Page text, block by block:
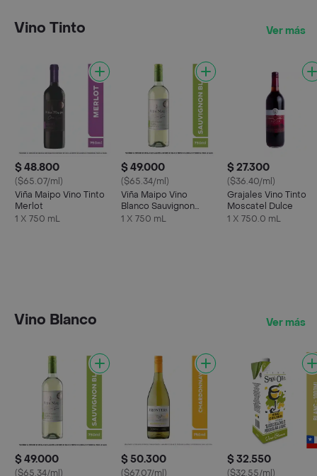
Vino Tinto Ver más
$ 48.800
($65.07/ml)
Viña Maipo Vino Tinto
Merlot
1 X 750 mL
$ 49.000
($65.34/ml)
Viña Maipo Vino
Blanco Sauvignon
Blanc
1 X 750 mL
$ 27.300
($36.40/ml)
Grajales Vino Tinto
Moscatel Dulce
1 X 750.0 mL
Vino Blanco Ver más
$ 49.000
($65.34/ml)
$ 50.300
($67.07/ml)
$ 32.550
($32.55/ml)